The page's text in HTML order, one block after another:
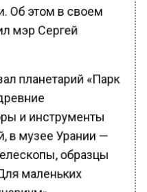
Об этом в своем
мэр Сергей
планетарий «Парк
и инструменты
в музее Урании —
образцы
маленьких